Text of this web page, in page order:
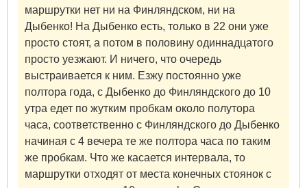
маршрутки нет ни на Финляндском, ни на
Дыбенко! На Дыбенко есть, только в 22 они уже
просто стоят, а потом в половину одиннадцатого
просто уезжают. И ничего, что очередь
выстраивается к ним. Езжу постоянно уже
полтора года, с Дыбенко до Финляндского до 10
утра едет по жутким пробкам около полутора
часа, соответственно с Финляндского до Дыбенко
начиная с 4 вечера те же полтора часа по таким
же пробкам. Что же касается интервала, то
маршрутки отходят от места конечных стоянок с